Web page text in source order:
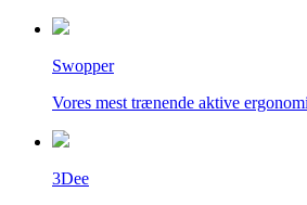
Swopper
Vores mest trænende aktive
3Dee